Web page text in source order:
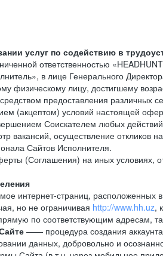
услуг по содействию в
ответственностью
в лице Генерального
физическому лицу, достигшему
предоставления различных
(акцептом) условий настоящей
Соискателем любых
вакансий, осуществление откликов
Сайтов Исполнителя.
(Соглашения) на иных условиях,
интернет-страниц, расположенных
но не ограничивая http://www.hh.uz,
по соответствующим адресам,
—— процедура создания
данных, добровольно и